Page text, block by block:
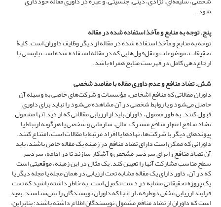
شود.
پنج. توجه به منابع و مآخذ استفاده شده در مقاله
توجه به منابع و مآخذ استفاده شده در مقاله از دیگر وظایف داوران است. کلیۀ
تحقیقات، موضوعات و نقل‌قول‌هایی که در مقاله استفاده شده است بایستی با
ارجاع‌دهی کامل در فهرست منابع همراه باشد.
شش. تضاد منافع و عدم داوری مقاله با مقاصد شخصی
داوران مقالاتی که منافع اشخاص، مؤسسات و شرکت‌های خاصی به وسیله آن
حاصل می‌شود و یا روابط شخصی در آن مشاهده می‌شود را نباید برای داوری
قبول کنند. به طور معمول، داوران باید از ارزیابی مقالاتی که از دید آنها مشمول
تضاد منافع اعم از منافع مشترک، مالی، سازمانی و شخصی یا هرگونه ارتباط یا
پیوندهای دیگر با شرکت‌ها، نهادها یا افراد مرتبط با مقالات است، امتناع کنند.
داورانی که ممکن است دارای تضاد منافع در زمینه یک مقاله خاص باشند، باید
آن تضاد منافع را برای سردبیر مشخص و آشکار سازند تا در ادامه، سردبیر
سطح مناسب مشارکت آنها را تعیین کند. یک مثال در این زمینه، موقعیتی است
که در آن، داور دارای یک مقاله مشابه تحت ارزیابی در همان مجله یا مجله دیگر یا
یک پروژه تحقیقاتی مشابه در دست تکمیل است. به خاطر داشته باشید که تحت
فرایند ارزیابی مخفی دوطرفه، از آنجا که داوران نویسندگان را نمی‌شناسند، بعید
است که داوران از تضاد منافع مشمول نویسندگان اطلاع داشته باشند؛ بنابراین،